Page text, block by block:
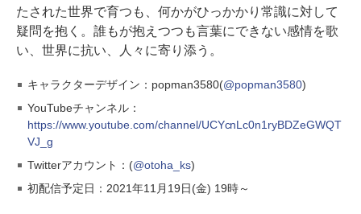
たされた世界で育つも、何かがひっかかり常識に対して
疑問を抱く。誰もが抱えつつも言葉にできない感情を歌
い、世界に抗い、人々に寄り添う。
キャラクターデザイン：popman3580(@popman3580)
YouTubeチャンネル：
https://www.youtube.com/channel/UCYcnLc0n1ryBDZeGWQT
VJ_g
Twitterアカウント：(@otoha_ks)
初配信予定日：2021年11月19日(金) 19時～